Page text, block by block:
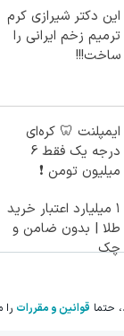
این دکتر شیرازی کرم
ترمیم زخم ایرانی را
ساخت!!!
ایمپلنت 🦷 کره‌ای
درجه یک فقط 6
میلیون تومن ❗
۱ میلیارد اعتبار خرید
طلا | بدون ضامن و
چک
حتما قوانین و مقررات را